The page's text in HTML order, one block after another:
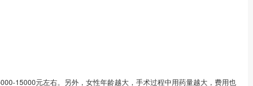
15000元左右。另外，女性年龄越大，手术过程中用药量越大，费用也